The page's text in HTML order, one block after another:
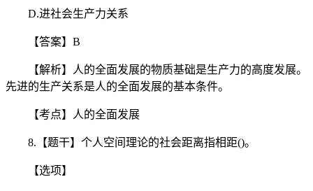
D.进社会生产力关系
【答案】B
【解析】人的全面发展的物质基础是生产力的高度发展。
先进的生产关系是人的全面发展的基本条件。
【考点】人的全面发展
8.【题干】个人空间理论的社会距离指相距()。
【选项】